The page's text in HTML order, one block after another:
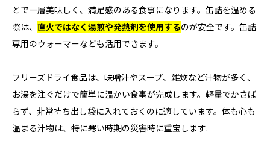
とで一層美味しく、満足感のある食事になります。缶詰を温める
際は、 直火ではなく湯煎や発熱剤を使用するのが安全です。缶詰
専用のウォーマーなども活用できます。
フリーズドライ食品は、味噌汁やスープ、雑炊など汁物が多く、
お湯を注ぐだけで簡単に温かい食事が完成します。軽量でかさば
らず、非常持ち出し袋に入れておくのに適しています。体も心も
温まる汁物は、特に寒い時期の災害時に重宝します.